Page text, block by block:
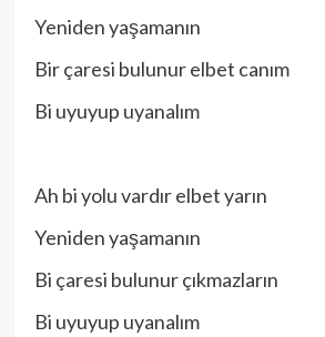
Yeniden yaşamanın
Bir çaresi bulunur elbet canım
Bi uyuyup uyanalım
Ah bi yolu vardır elbet yarın
Yeniden yaşamanın
Bi çaresi bulunur çıkmazların
Bi uyuyup uyanalım